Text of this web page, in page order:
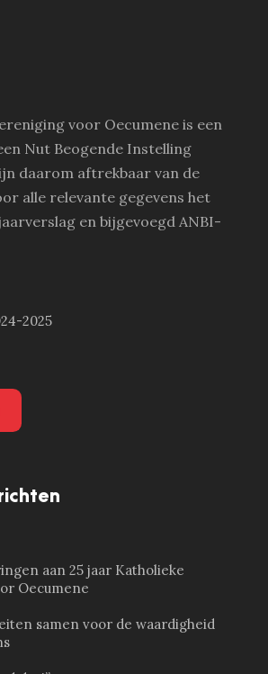
voor Oecumene is een
Nut Beogende Instelling
daarom aftrekbaar van de
alle relevante gegevens het
en bijgevoegd ANBI-
2025
aan 25 jaar Katholieke
Oecumene
samen voor de waardigheid